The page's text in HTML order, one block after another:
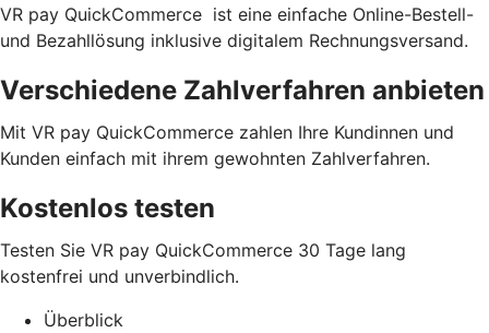
VR pay QuickCommerce ist eine einfache Online-Bestell-
und Bezahllösung inklusive digitalem Rechnungsversand.
Verschiedene Zahlverfahren anbieten
Mit VR pay QuickCommerce zahlen Ihre Kundinnen und
Kunden einfach mit ihrem gewohnten Zahlverfahren.
Kostenlos testen
Testen Sie VR pay QuickCommerce 30 Tage lang
kostenfrei und unverbindlich.
Überblick